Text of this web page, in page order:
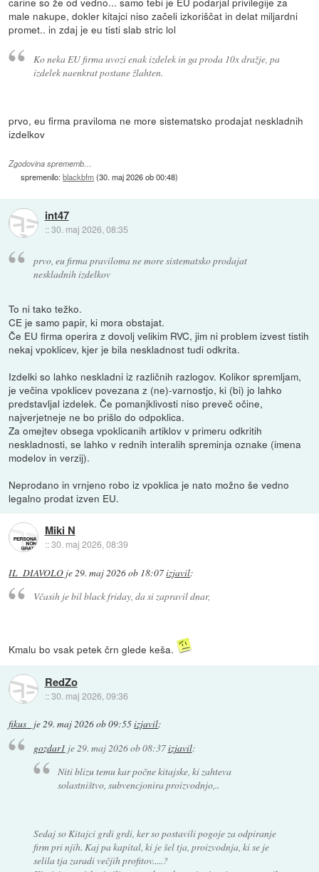
male nakupe, dokler kitajci niso začeli izkoriščat in delat miljardni
promet.. in zdaj je eu tisti slab stric lol
Ko neka EU firma uvozi enak izdelek in ga proda 10x dražje, pa
izdelek naenkrat postane žlahten.
prvo, eu firma praviloma ne more sistematsko prodajat neskladnih
izdelkov
Zgodovina sprememb…
spremenilo:blackbfm(30. maj 2026 ob 00:48)
int47
::30. maj 2026, 08:35
prvo, eu firma praviloma ne more sistematsko prodajat
neskladnih izdelkov
To ni tako težko.
CE je samo papir, ki mora obstajat.
Če EU firma operira z dovolj velikim RVC, jim ni problem izvest tistih
nekaj vpoklicev, kjer je bila neskladnost tudi odkrita.
Izdelki so lahko neskladni iz različnih razlogov. Kolikor spremljam,
je večina vpoklicev povezana z (ne)-varnostjo, ki (bi) jo lahko
predstavljal izdelek. Če pomanjklivosti niso preveč očine,
najverjetneje ne bo prišlo do odpoklica.
Za omejtev obsega vpoklicanih artiklov v primeru odkritih
neskladnosti, se lahko v rednih interalih spreminja oznake (imena
modelov in verzij).
Neprodano in vrnjeno robo iz vpoklica je nato možno še vedno
legalno prodat izven EU.
Miki N
::30. maj 2026, 08:39
IL_DIAVOLO je29. maj 2026 ob 18:07izjavil:
Včasih je bil black friday, da si zapravil dnar,
Kmalu bo vsak petek črn glede keša.
RedZo
::30. maj 2026, 09:36
fikus_ je29. maj 2026 ob 09:55izjavil:
gozdar1 je29. maj 2026 ob 08:37izjavil:
Niti blizu temu kar počne kitajske, ki zahteva
solastništvo, subvencjonira proizvodnjo,..
Sedaj so Kitajci grdi grdi, ker so postavili pogoje za odpiranje
firm pri njih. Kaj pa kapital, ki je šel tja, proizvodnja, ki se je
selila tja zaradi večjih profitov.....?